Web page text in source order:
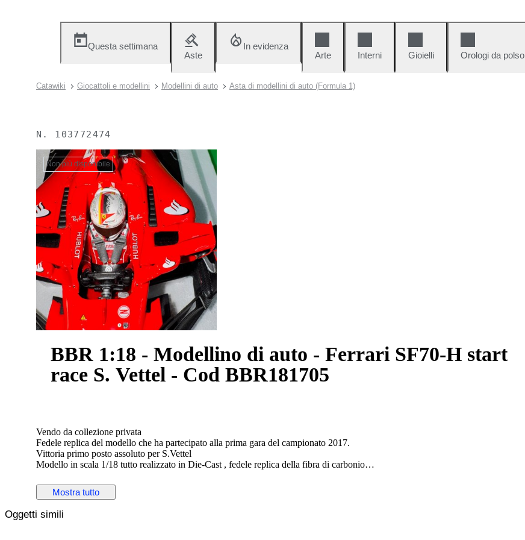
Questa settimana
Aste
In evidenza
Arte
Interni Gioielli Orologi da polso
Catawiki Giocattoli e modellini Modellini di auto Asta di modellini di auto (Formula 1)
N. 103772474
Non più disponibile
BBR 1:18 - Modellino di auto - Ferrari SF70-H start
race S. Vettel - Cod BBR181705
Vendo da collezione privata
Fedele replica del modello che ha partecipato alla prima gara del campionato 2017.
Vittoria primo posto assoluto per S.Vettel
Modello in scala 1/18 tutto realizzato in Die-Cast , fedele replica della fibra di carbonio
Versione partenza con ruote colore Viola,
Modello BBR in scala 1:18 della Ferrari SF70-H con cui Sebastian Vettel ha vinto il G.P. di Australia nel 2017, suo 43°
Mostra tutto
Oggetti simili